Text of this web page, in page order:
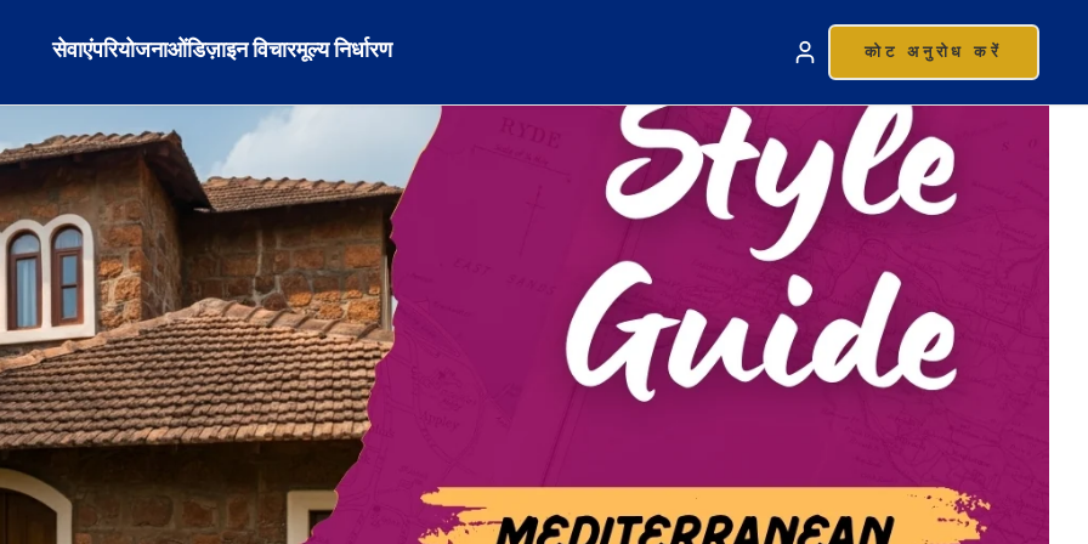
सेवाएंपरियोजनाओंडिज़ाइन विचारमूल्य निर्धारण कोट अनुरोध करें